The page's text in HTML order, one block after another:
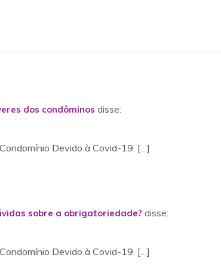
dos condôminos disse:
Devido à Covid-19. […]
sobre a obrigatoriedade? disse:
Devido à Covid-19. […]